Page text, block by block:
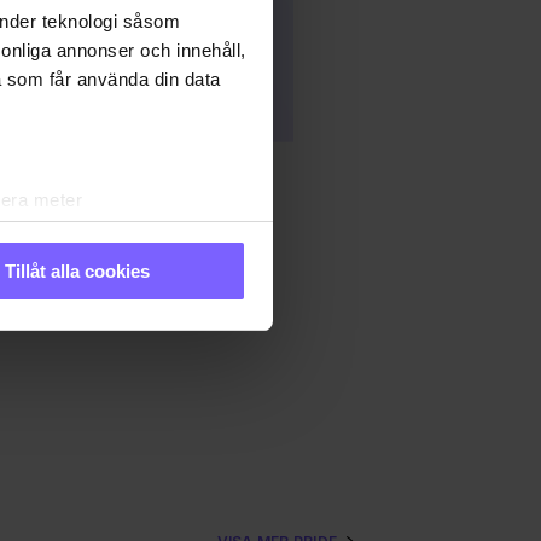
teknologi såsom
annonser och innehåll,
får använda din data
meter
. Du kan ändra
information från din enhet
kombinera informationen
Tillåt alla cookies